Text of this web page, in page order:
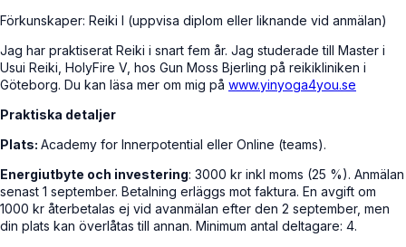
Förkunskaper: Reiki I (uppvisa diplom eller liknande vid anmälan)
Jag har praktiserat Reiki i snart fem år. Jag studerade till Master i
Usui Reiki, HolyFire V, hos Gun Moss Bjerling på reikikliniken i
Göteborg. Du kan läsa mer om mig på www.yinyoga4you.se
Praktiska detaljer
Plats: Academy for Innerpotential eller Online (teams).
Energiutbyte och investering: 3000 kr inkl moms (25 %). Anmälan
senast 1 september. Betalning erläggs mot faktura. En avgift om
1000 kr återbetalas ej vid avanmälan efter den 2 september, men
din plats kan överlåtas till annan. Minimum antal deltagare: 4.